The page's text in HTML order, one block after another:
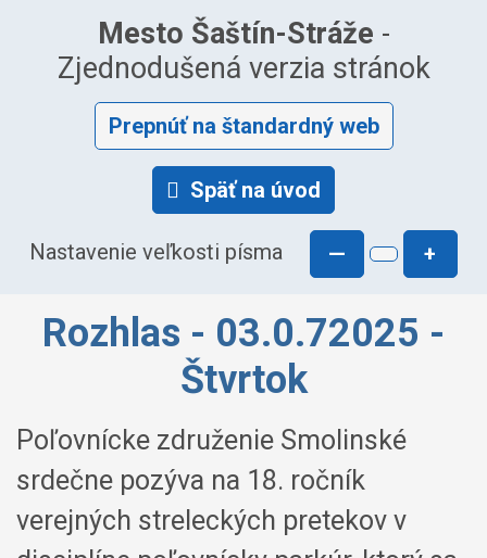
Mesto Šaštín-Stráže -
Zjednodušená verzia stránok
Prepnúť na štandardný web
Späť na úvod
Nastavenie veľkosti písma — +
Rozhlas - 03.0.72025 -
Štvrtok
Poľovnícke združenie Smolinské
srdečne pozýva na 18. ročník
verejných streleckých pretekov v